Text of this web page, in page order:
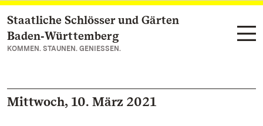
Zum Hauptinhalt springen
Staatliche Schlösser und Gärten
Baden‑Württemberg
KOMMEN. STAUNEN. GENIESSEN.
Mittwoch, 10. März 2021